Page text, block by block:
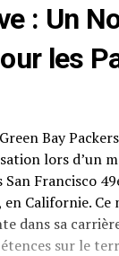
: Un
les
Bay
lors d’un
Francisco
en Californie. Ce
dans sa
sur le